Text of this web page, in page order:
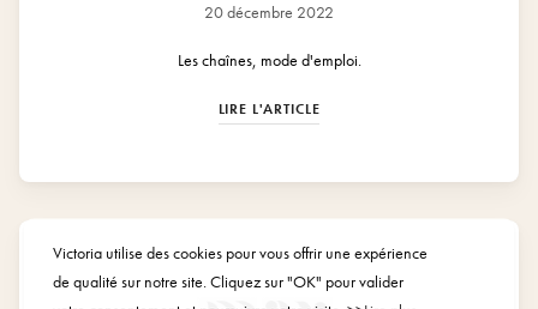
20 décembre 2022
Les chaînes, mode d'emploi.
LIRE L'ARTICLE
Victoria utilise des cookies pour vous offrir une expérience
de qualité sur notre site. Cliquez sur "OK" pour valider